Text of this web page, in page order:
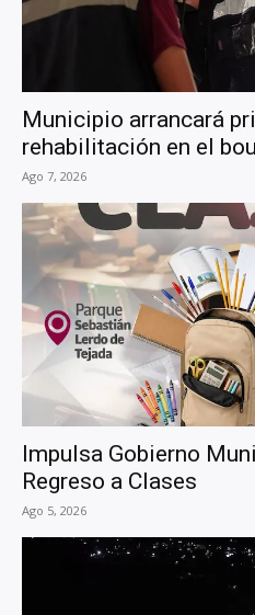
Municipio arrancará
rehabilitación en el
Ago 7, 2026
Impulsa Gobierno
Regreso a Clases
Ago 5, 2026